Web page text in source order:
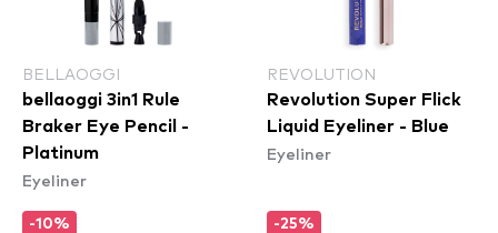
BELLAOGGI
bellaoggi 3in1 Rule
Braker Eye Pencil -
Platinum
Eyeliner
-10%
REVOLUTION
Revolution Super Flick
Liquid Eyeliner - Blue
Eyeliner
-25%